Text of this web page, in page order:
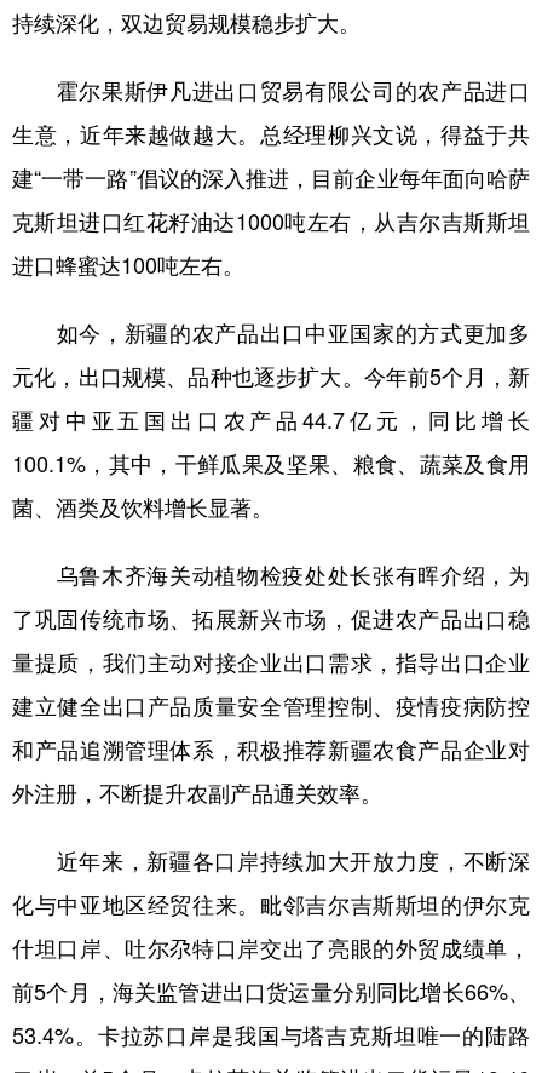
持续深化，双边贸易规模稳步扩大。
霍尔果斯伊凡进出口贸易有限公司的农产品进口
生意，近年来越做越大。总经理柳兴文说，得益于共
建“一带一路”倡议的深入推进，目前企业每年面向哈萨
克斯坦进口红花籽油达1000吨左右，从吉尔吉斯斯坦
进口蜂蜜达100吨左右。
如今，新疆的农产品出口中亚国家的方式更加多
元化，出口规模、品种也逐步扩大。今年前5个月，新
疆对中亚五国出口农产品44.7亿元，同比增长
100.1%，其中，干鲜瓜果及坚果、粮食、蔬菜及食用
菌、酒类及饮料增长显著。
乌鲁木齐海关动植物检疫处处长张有晖介绍，为
了巩固传统市场、拓展新兴市场，促进农产品出口稳
量提质，我们主动对接企业出口需求，指导出口企业
建立健全出口产品质量安全管理控制、疫情疫病防控
和产品追溯管理体系，积极推荐新疆农食产品企业对
外注册，不断提升农副产品通关效率。
近年来，新疆各口岸持续加大开放力度，不断深
化与中亚地区经贸往来。毗邻吉尔吉斯斯坦的伊尔克
什坦口岸、吐尔尕特口岸交出了亮眼的外贸成绩单，
前5个月，海关监管进出口货运量分别同比增长66%、
53.4%。卡拉苏口岸是我国与塔吉克斯坦唯一的陆路